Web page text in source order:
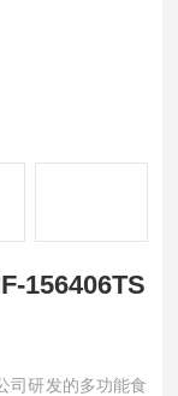
156406TS
司研发的多功能食